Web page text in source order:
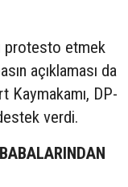
protesto etmek
açıklaması da
Kaymakamı, DP-
verdi.